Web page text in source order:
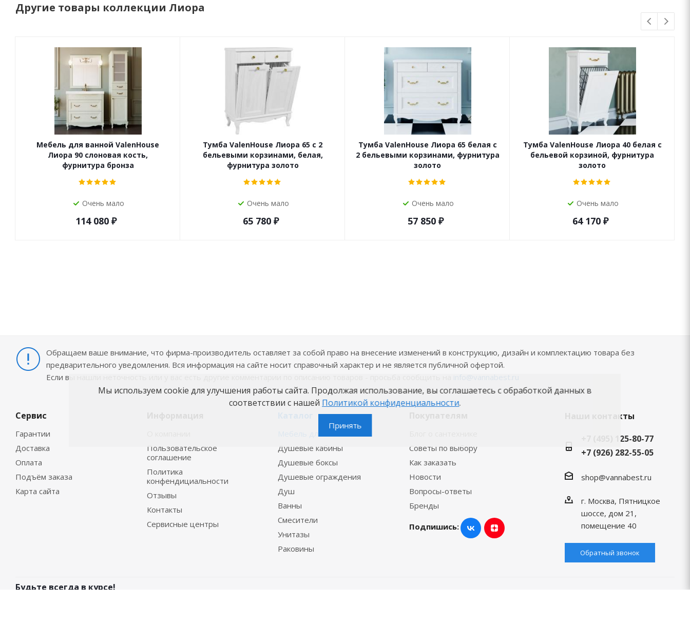
Другие товары коллекции Лиора
Мебель для ванной ValenHouse
Лиора 90 слоновая кость,
фурнитура бронза
Очень мало
114 080 ₽
Тумба ValenHouse Лиора 65 с 2
бельевыми корзинами, белая,
фурнитура золото
Очень мало
65 780 ₽
Тумба ValenHouse Лиора 65 белая с
2 бельевыми корзинами, фурнитура
золото
Очень мало
57 850 ₽
Тумба ValenHouse Лиора 40 белая с
бельевой корзиной, фурнитура
золото
Очень мало
64 170 ₽
Обращаем ваше внимание, что фирма-производитель оставляет за собой право на внесение изменений в конструкцию, дизайн и комплектацию товара без
предварительного уведомления. Вся информация на сайте носит справочный характер и не является публичной офертой.
Если вы нашли неточность или у вас есть другие комментарии по описанию товаров - просьба сообщить на info@vannabest.ru
Сервис
Гарантии
Доставка
Оплата
Подъём заказа
Карта сайта
Пользовательское
соглашение
Политика
конфендициальности
Отзывы
Контакты
Сервисные центры
Мебель для ванной
Душевые кабины
Душевые боксы
Душевые ограждения
Душ
Ванны
Смесители
Унитазы
Раковины
Советы по выбору
Как заказать
Новости
Вопросы-ответы
Бренды
Подпишись:
Наши контакты
+7 (495) 125-80-77
+7 (926) 282-55-05
shop@vannabest.ru
г. Москва, Пятницкое
шоссе, дом 21,
помещение 40
Обратный звонок
Будьте всегда в курсе!
Мы используем cookie для улучшения работы сайта. Продолжая использование, вы соглашаетесь с обработкой данных в
соответствии с нашей Политикой конфиденциальности.
Принять